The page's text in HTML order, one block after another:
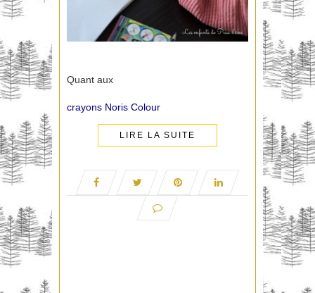
Quant aux
crayons Noris Colour
LIRE LA SUITE